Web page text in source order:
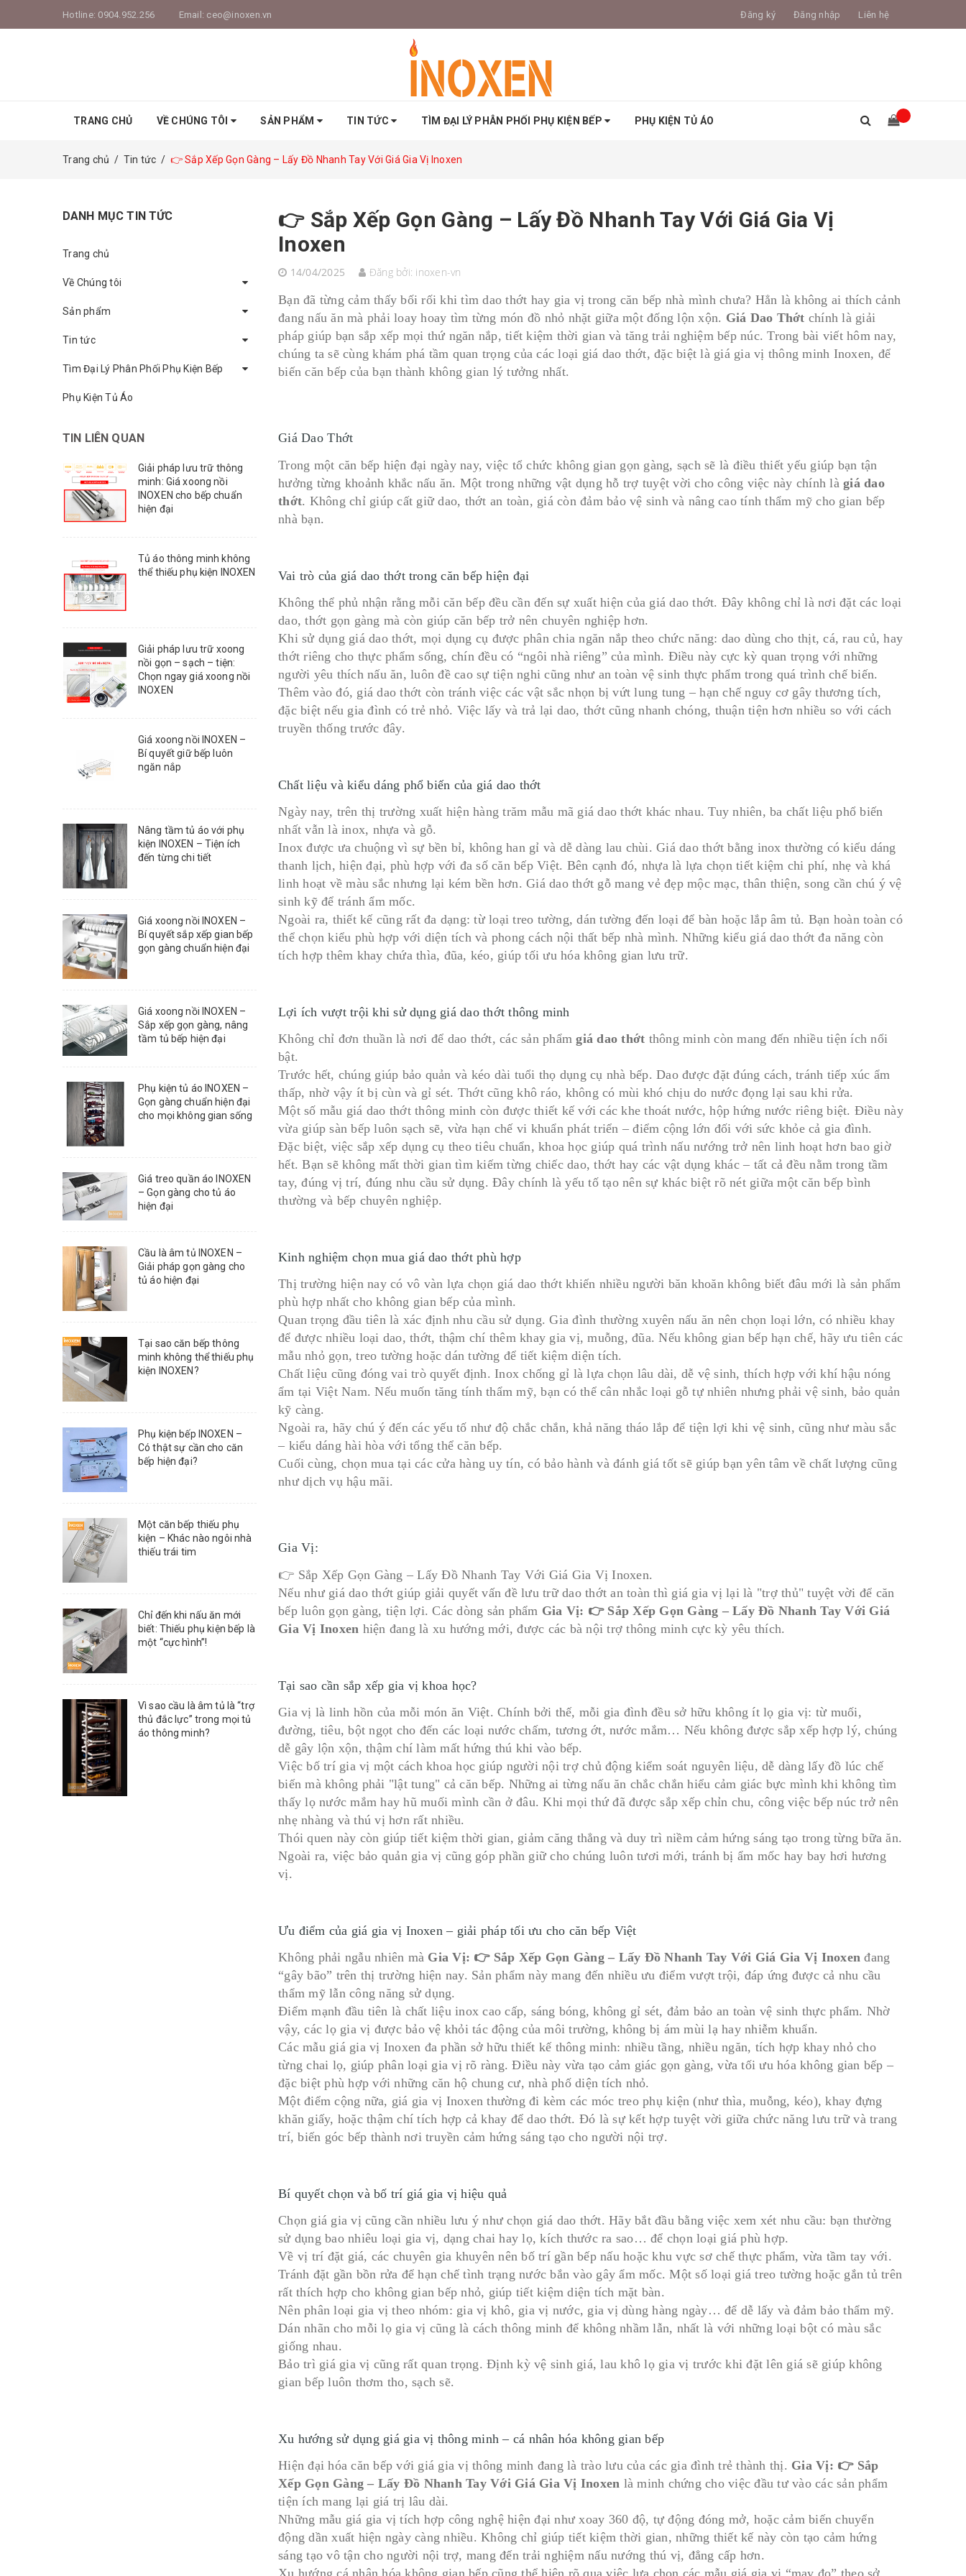
Hotline: 0904.952.256 Email: ceo@inoxen.vn Đăng ký Đăng nhập Liên hệ
TRANG CHỦ VỀ CHÚNG TÔI SẢN PHẨM TIN TỨC TÌM ĐẠI LÝ PHÂN PHỐI PHỤ KIỆN BẾP PHỤ KIỆN TỦ ÁO
Trang chủ / Tin tức / 👉 Sắp Xếp Gọn Gàng – Lấy Đồ Nhanh Tay Với Giá Gia Vị Inoxen
👉 Sắp Xếp Gọn Gàng – Lấy Đồ Nhanh Tay Với Giá Gia Vị
Inoxen
14/04/2025 Đăng bởi: inoxen-vn
Bạn đã từng cảm thấy bối rối khi tìm dao thớt hay gia vị trong căn bếp nhà mình chưa? Hẳn là không ai thích cảnh
đang nấu ăn mà phải loay hoay tìm từng món đồ nhỏ nhặt giữa một đống lộn xộn. Giá Dao Thớt chính là giải
pháp giúp bạn sắp xếp mọi thứ ngăn nắp, tiết kiệm thời gian và tăng trải nghiệm bếp núc. Trong bài viết hôm nay,
chúng ta sẽ cùng khám phá tầm quan trọng của các loại giá dao thớt, đặc biệt là giá gia vị thông minh Inoxen, để
biến căn bếp của bạn thành không gian lý tưởng nhất.
Giá Dao Thớt
Trong một căn bếp hiện đại ngày nay, việc tổ chức không gian gọn gàng, sạch sẽ là điều thiết yếu giúp bạn tận
hưởng từng khoảnh khắc nấu ăn. Một trong những vật dụng hỗ trợ tuyệt vời cho công việc này chính là giá dao
thớt. Không chỉ giúp cất giữ dao, thớt an toàn, giá còn đảm bảo vệ sinh và nâng cao tính thẩm mỹ cho gian bếp
nhà bạn.
Vai trò của giá dao thớt trong căn bếp hiện đại
Không thể phủ nhận rằng mỗi căn bếp đều cần đến sự xuất hiện của giá dao thớt. Đây không chỉ là nơi đặt các loại
dao, thớt gọn gàng mà còn giúp căn bếp trở nên chuyên nghiệp hơn.
Khi sử dụng giá dao thớt, mọi dụng cụ được phân chia ngăn nắp theo chức năng: dao dùng cho thịt, cá, rau củ, hay
thớt riêng cho thực phẩm sống, chín đều có “ngôi nhà riêng” của mình. Điều này cực kỳ quan trọng với những
người yêu thích nấu ăn, luôn đề cao sự tiện nghi cũng như an toàn vệ sinh thực phẩm trong quá trình chế biến.
Thêm vào đó, giá dao thớt còn tránh việc các vật sắc nhọn bị vứt lung tung – hạn chế nguy cơ gây thương tích,
đặc biệt nếu gia đình có trẻ nhỏ. Việc lấy và trả lại dao, thớt cũng nhanh chóng, thuận tiện hơn nhiều so với cách
truyền thống trước đây.
Chất liệu và kiểu dáng phổ biến của giá dao thớt
Ngày nay, trên thị trường xuất hiện hàng trăm mẫu mã giá dao thớt khác nhau. Tuy nhiên, ba chất liệu phổ biến
nhất vẫn là inox, nhựa và gỗ.
Inox được ưa chuộng vì sự bền bỉ, không han gỉ và dễ dàng lau chùi. Giá dao thớt bằng inox thường có kiểu dáng
thanh lịch, hiện đại, phù hợp với đa số căn bếp Việt. Bên cạnh đó, nhựa là lựa chọn tiết kiệm chi phí, nhẹ và khá
linh hoạt về màu sắc nhưng lại kém bền hơn. Giá dao thớt gỗ mang vẻ đẹp mộc mạc, thân thiện, song cần chú ý vệ
sinh kỹ để tránh ẩm mốc.
Ngoài ra, thiết kế cũng rất đa dạng: từ loại treo tường, dán tường đến loại để bàn hoặc lắp âm tủ. Bạn hoàn toàn có
thể chọn kiểu phù hợp với diện tích và phong cách nội thất bếp nhà mình. Những kiểu giá dao thớt đa năng còn
tích hợp thêm khay chứa thìa, đũa, kéo, giúp tối ưu hóa không gian lưu trữ.
Lợi ích vượt trội khi sử dụng giá dao thớt thông minh
Không chỉ đơn thuần là nơi để dao thớt, các sản phẩmgiá dao thớt thông minh còn mang đến nhiều tiện ích nổi
bật.
Trước hết, chúng giúp bảo quản và kéo dài tuổi thọ dụng cụ nhà bếp. Dao được đặt đúng cách, tránh tiếp xúc ẩm
thấp, nhờ vậy ít bị cùn và gỉ sét. Thớt cũng khô ráo, không có mùi khó chịu do nước đọng lại sau khi rửa.
Một số mẫu giá dao thớt thông minh còn được thiết kế với các khe thoát nước, hộp hứng nước riêng biệt. Điều này
vừa giúp sàn bếp luôn sạch sẽ, vừa hạn chế vi khuẩn phát triển – điểm cộng lớn đối với sức khỏe cả gia đình.
Đặc biệt, việc sắp xếp dụng cụ theo tiêu chuẩn, khoa học giúp quá trình nấu nướng trở nên linh hoạt hơn bao giờ
hết. Bạn sẽ không mất thời gian tìm kiếm từng chiếc dao, thớt hay các vật dụng khác – tất cả đều nằm trong tầm
tay, đúng vị trí, đúng nhu cầu sử dụng. Đây chính là yếu tố tạo nên sự khác biệt rõ nét giữa một căn bếp bình
thường và bếp chuyên nghiệp.
Kinh nghiệm chọn mua giá dao thớt phù hợp
Thị trường hiện nay có vô vàn lựa chọn giá dao thớt khiến nhiều người băn khoăn không biết đâu mới là sản phẩm
phù hợp nhất cho không gian bếp của mình.
Quan trọng đầu tiên là xác định nhu cầu sử dụng. Gia đình thường xuyên nấu ăn nên chọn loại lớn, có nhiều khay
để được nhiều loại dao, thớt, thậm chí thêm khay gia vị, muỗng, đũa. Nếu không gian bếp hạn chế, hãy ưu tiên các
mẫu nhỏ gọn, treo tường hoặc dán tường để tiết kiệm diện tích.
Chất liệu cũng đóng vai trò quyết định. Inox chống gỉ là lựa chọn lâu dài, dễ vệ sinh, thích hợp với khí hậu nóng
ẩm tại Việt Nam. Nếu muốn tăng tính thẩm mỹ, bạn có thể cân nhắc loại gỗ tự nhiên nhưng phải vệ sinh, bảo quản
kỹ càng.
Ngoài ra, hãy chú ý đến các yếu tố như độ chắc chắn, khả năng tháo lắp để tiện lợi khi vệ sinh, cũng như màu sắc
– kiểu dáng hài hòa với tổng thể căn bếp.
Cuối cùng, chọn mua tại các cửa hàng uy tín, có bảo hành và đánh giá tốt sẽ giúp bạn yên tâm về chất lượng cũng
như dịch vụ hậu mãi.
Gia Vị:
👉 Sắp Xếp Gọn Gàng – Lấy Đồ Nhanh Tay Với Giá Gia Vị Inoxen.
Nếu như giá dao thớt giúp giải quyết vấn đề lưu trữ dao thớt an toàn thì giá gia vị lại là "trợ thủ" tuyệt vời để căn
bếp luôn gọn gàng, tiện lợi. Các dòng sản phẩm Gia Vị: 👉 Sắp Xếp Gọn Gàng – Lấy Đồ Nhanh Tay Với Giá
Gia Vị Inoxen hiện đang là xu hướng mới, được các bà nội trợ thông minh cực kỳ yêu thích.
Tại sao cần sắp xếp gia vị khoa học?
Gia vị là linh hồn của mỗi món ăn Việt. Chính bởi thế, mỗi gia đình đều sở hữu không ít lọ gia vị: từ muối,
đường, tiêu, bột ngọt cho đến các loại nước chấm, tương ớt, nước mắm… Nếu không được sắp xếp hợp lý, chúng
dễ gây lộn xộn, thậm chí làm mất hứng thú khi vào bếp.
Việc bố trí gia vị một cách khoa học giúp người nội trợ chủ động kiểm soát nguyên liệu, dễ dàng lấy đồ lúc chế
biến mà không phải "lật tung" cả căn bếp. Những ai từng nấu ăn chắc chắn hiểu cảm giác bực mình khi không tìm
thấy lọ nước mắm hay hũ muối mình cần ở đâu. Khi mọi thứ đã được sắp xếp chỉn chu, công việc bếp núc trở nên
nhẹ nhàng và thú vị hơn rất nhiều.
Thói quen này còn giúp tiết kiệm thời gian, giảm căng thẳng và duy trì niềm cảm hứng sáng tạo trong từng bữa ăn.
Ngoài ra, việc bảo quản gia vị cũng góp phần giữ cho chúng luôn tươi mới, tránh bị ẩm mốc hay bay hơi hương
vị.
Ưu điểm của giá gia vị Inoxen – giải pháp tối ưu cho căn bếp Việt
Không phải ngẫu nhiên mà Gia Vị: 👉 Sắp Xếp Gọn Gàng – Lấy Đồ Nhanh Tay Với Giá Gia Vị Inoxen đang
“gây bão” trên thị trường hiện nay. Sản phẩm này mang đến nhiều ưu điểm vượt trội, đáp ứng được cả nhu cầu
thẩm mỹ lẫn công năng sử dụng.
Điểm mạnh đầu tiên là chất liệu inox cao cấp, sáng bóng, không gỉ sét, đảm bảo an toàn vệ sinh thực phẩm. Nhờ
vậy, các lọ gia vị được bảo vệ khỏi tác động của môi trường, không bị ám mùi lạ hay nhiễm khuẩn.
Các mẫu giá gia vị Inoxen đa phần sở hữu thiết kế thông minh: nhiều tầng, nhiều ngăn, tích hợp khay nhỏ cho
từng chai lọ, giúp phân loại gia vị rõ ràng. Điều này vừa tạo cảm giác gọn gàng, vừa tối ưu hóa không gian bếp –
đặc biệt phù hợp với những căn hộ chung cư, nhà phố diện tích nhỏ.
Một điểm cộng nữa, giá gia vị Inoxen thường đi kèm các móc treo phụ kiện (như thìa, muỗng, kéo), khay đựng
khăn giấy, hoặc thậm chí tích hợp cả khay để dao thớt. Đó là sự kết hợp tuyệt vời giữa chức năng lưu trữ và trang
trí, biến góc bếp thành nơi truyền cảm hứng sáng tạo cho người nội trợ.
Bí quyết chọn và bố trí giá gia vị hiệu quả
Chọn giá gia vị cũng cần nhiều lưu ý như chọn giá dao thớt. Hãy bắt đầu bằng việc xem xét nhu cầu: bạn thường
sử dụng bao nhiêu loại gia vị, dạng chai hay lọ, kích thước ra sao… để chọn loại giá phù hợp.
Về vị trí đặt giá, các chuyên gia khuyên nên bố trí gần bếp nấu hoặc khu vực sơ chế thực phẩm, vừa tầm tay với.
Tránh đặt gần bồn rửa để hạn chế tình trạng nước bắn vào gây ẩm mốc. Một số loại giá treo tường hoặc gắn tủ trên
rất thích hợp cho không gian bếp nhỏ, giúp tiết kiệm diện tích mặt bàn.
Nên phân loại gia vị theo nhóm: gia vị khô, gia vị nước, gia vị dùng hàng ngày… để dễ lấy và đảm bảo thẩm mỹ.
Dán nhãn cho mỗi lọ gia vị cũng là cách thông minh để không nhầm lẫn, nhất là với những loại bột có màu sắc
giống nhau.
Bảo trì giá gia vị cũng rất quan trọng. Định kỳ vệ sinh giá, lau khô lọ gia vị trước khi đặt lên giá sẽ giúp không
gian bếp luôn thơm tho, sạch sẽ.
Xu hướng sử dụng giá gia vị thông minh – cá nhân hóa không gian bếp
Hiện đại hóa căn bếp với giá gia vị thông minh đang là trào lưu của các gia đình trẻ thành thị. Gia Vị: 👉 Sắp
Xếp Gọn Gàng – Lấy Đồ Nhanh Tay Với Giá Gia Vị Inoxen là minh chứng cho việc đầu tư vào các sản phẩm
tiện ích mang lại giá trị lâu dài.
Những mẫu giá gia vị tích hợp công nghệ hiện đại như xoay 360 độ, tự động đóng mở, hoặc cảm biến chuyển
động dần xuất hiện ngày càng nhiều. Không chỉ giúp tiết kiệm thời gian, những thiết kế này còn tạo cảm hứng
sáng tạo vô tận cho người nội trợ, mang đến trải nghiệm nấu nướng thú vị, đẳng cấp hơn.
Xu hướng cá nhân hóa không gian bếp cũng thể hiện rõ qua việc lựa chọn các mẫu giá gia vị “may đo” theo sở
DANH MỤC TIN TỨC
Trang chủ
Về Chúng tôi
Sản phẩm
Tin tức
Tìm Đại Lý Phân Phối Phụ Kiện Bếp
Phụ Kiện Tủ Áo
TIN LIÊN QUAN
Giải pháp lưu trữ thông
minh: Giá xoong nồi
INOXEN cho bếp chuẩn
hiện đại
Tủ áo thông minh không
thể thiếu phụ kiện INOXEN
Giải pháp lưu trữ xoong
nồi gọn – sạch – tiện:
Chọn ngay giá xoong nồi
INOXEN
Giá xoong nồi INOXEN –
Bí quyết giữ bếp luôn
ngăn nắp
Nâng tầm tủ áo với phụ
kiện INOXEN – Tiện ích
đến từng chi tiết
Giá xoong nồi INOXEN –
Bí quyết sắp xếp gian bếp
gọn gàng chuẩn hiện đại
Giá xoong nồi INOXEN –
Sắp xếp gọn gàng, nâng
tầm tủ bếp hiện đại
Phụ kiện tủ áo INOXEN –
Gọn gàng chuẩn hiện đại
cho mọi không gian sống
Giá treo quần áo INOXEN
– Gọn gàng cho tủ áo
hiện đại
Cầu là âm tủ INOXEN –
Giải pháp gọn gàng cho
tủ áo hiện đại
Tại sao căn bếp thông
minh không thể thiếu phụ
kiện INOXEN?
Phụ kiện bếp INOXEN –
Có thật sự cần cho căn
bếp hiện đại?
Một căn bếp thiếu phụ
kiện – Khác nào ngôi nhà
thiếu trái tim
Chỉ đến khi nấu ăn mới
biết: Thiếu phụ kiện bếp là
một “cực hình”!
Vì sao cầu là âm tủ là “trợ
thủ đắc lực” trong mọi tủ
áo thông minh?